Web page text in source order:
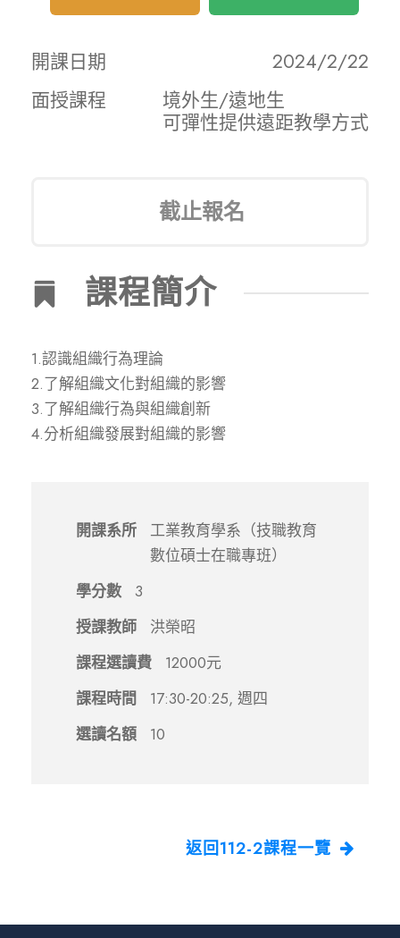
開課日期
2024/2/22
面授課程
境外生/遠地生
可彈性提供遠距教學方式
截止報名
課程簡介
1.認識組織行為理論
2.了解組織文化對組織的影響
3.了解組織行為與組織創新
4.分析組織發展對組織的影響
開課系所
工業教育學系（技職教育
數位碩士在職專班）
學分數
3
授課教師
洪榮昭
課程選讀費
12000元
課程時間
17:30-20:25, 週四
選讀名額
10
返回112-2課程一覽